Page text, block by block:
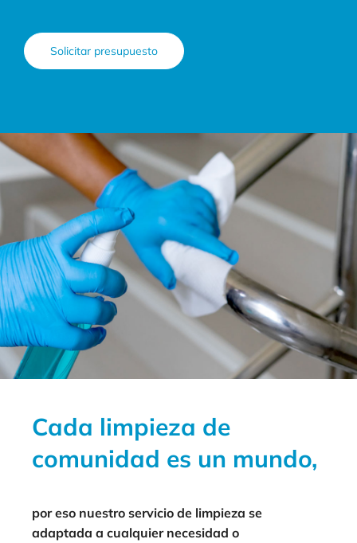
Solicitar presupuesto
Cada limpieza de
comunidad es un mundo,
por eso nuestro servicio de limpieza se
adaptada a cualquier necesidad o